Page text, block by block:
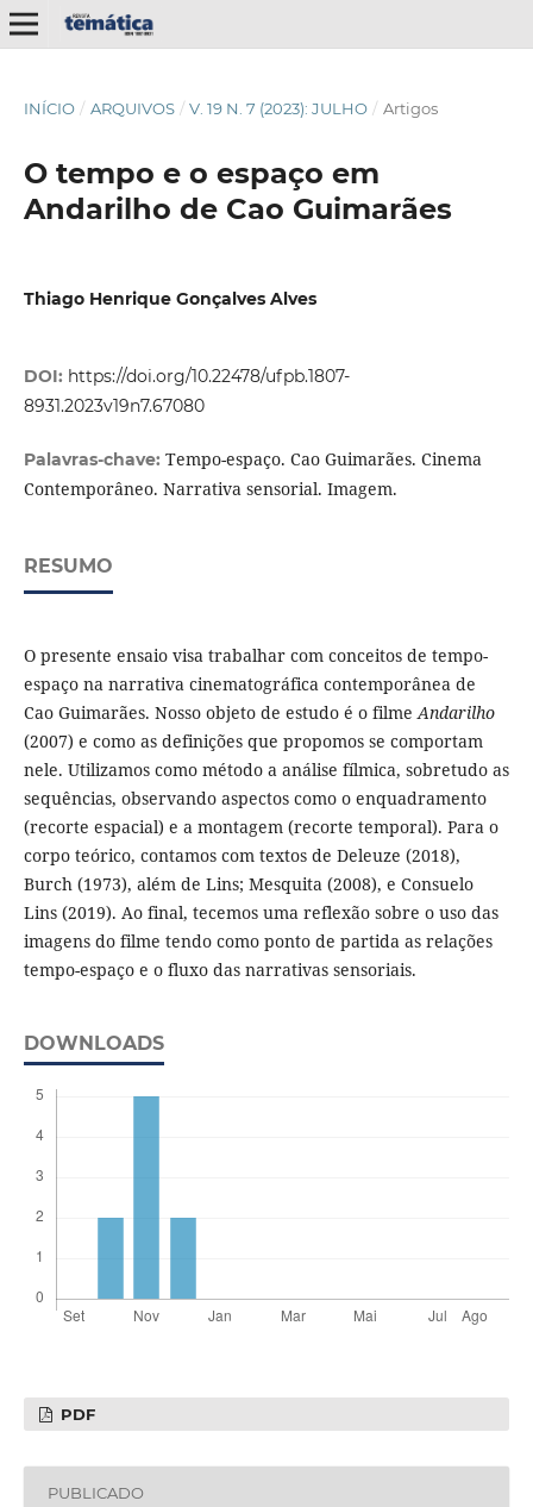
INÍCIO / ARQUIVOS / V. 19 N. 7 (2023): JULHO / Artigos
O tempo e o espaço em
Andarilho de Cao Guimarães
Thiago Henrique Gonçalves Alves
DOI: https://doi.org/10.22478/ufpb.1807-
8931.2023v19n7.67080
Palavras-chave: Tempo-espaço. Cao Guimarães. Cinema
Contemporâneo. Narrativa sensorial. Imagem.
RESUMO
O presente ensaio visa trabalhar com conceitos de tempo-
espaço na narrativa cinematográfica contemporânea de
Cao Guimarães. Nosso objeto de estudo é o filmeAndarilho
(2007) e como as definições que propomos se comportam
nele. Utilizamos como método a análise fílmica, sobretudo as
sequências, observando aspectos como o enquadramento
(recorte espacial) e a montagem (recorte temporal). Para o
corpo teórico, contamos com textos de Deleuze (2018),
Burch (1973), além de Lins; Mesquita (2008), e Consuelo
Lins (2019). Ao final, tecemos uma reflexão sobre o uso das
imagens do filme tendo como ponto de partida as relações
tempo-espaço e o fluxo das narrativas sensoriais.
DOWNLOADS
PDF
PUBLICADO